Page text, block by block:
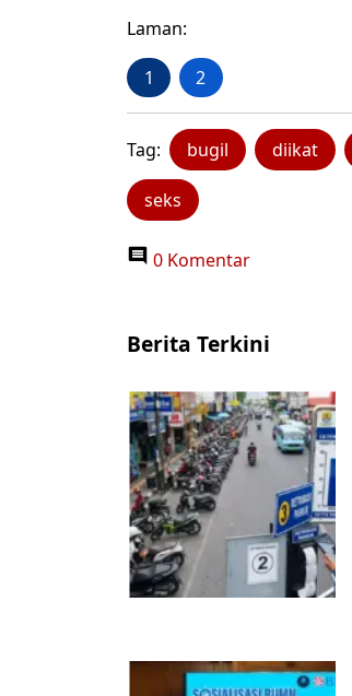
Laman:
1 2
Tag: bugil diikat
seks
0 Komentar
Berita Terkini